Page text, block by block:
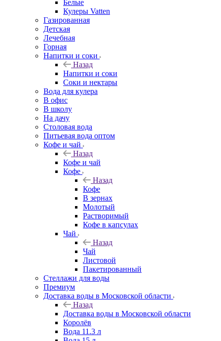
Белые
Кулеры Vatten
Газированная
Детская
Лечебная
Горная
Напитки и соки
Назад
Напитки и соки
Соки и нектары
Вода для кулера
В офис
В школу
На дачу
Столовая вода
Питьевая вода оптом
Кофе и чай
Назад
Кофе и чай
Кофе
Назад
Кофе
В зернах
Молотый
Растворимый
Кофе в капсулах
Чай
Назад
Чай
Листовой
Пакетированный
Стеллажи для воды
Премиум
Доставка воды в Московской области
Назад
Доставка воды в Московской области
Королёв
Вода 11.3 л